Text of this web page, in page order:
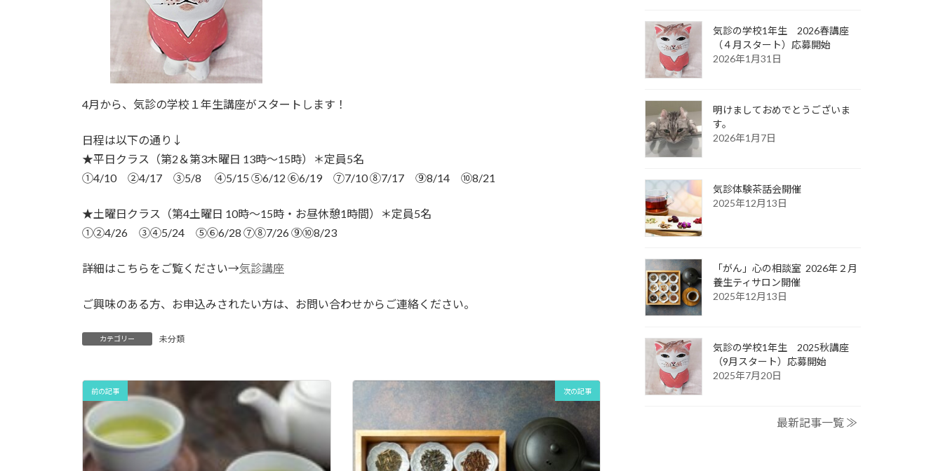
4月から、気診の学校１年生講座がスタートします！
日程は以下の通り↓
★平日クラス（第2＆第3木曜日 13時～15時）＊定員5名
①4/10 ②4/17 ③5/8 ④5/15 ⑤6/12 ⑥6/19 ⑦7/10 ⑧7/17 ⑨8/14 ⑩8/21
★土曜日クラス（第4土曜日 10時～15時・お昼休憩1時間）＊定員5名
①②4/26 ③④5/24 ⑤⑥6/28 ⑦⑧7/26 ⑨⑩8/23
詳細はこちらをご覧ください→気診講座
ご興味のある方、お申込みされたい方は、お問い合わせからご連絡ください。
カテゴリー 未分類
前の記事 次の記事
気診の学校1年生 2026春講座
（４月スタート）応募開始
2026年1月31日
明けましておめでとうございま
す。
2026年1月7日
気診体験茶話会開催
2025年12月13日
「がん」心の相談室 2026年２月
養生ティサロン開催
2025年12月13日
気診の学校1年生 2025秋講座
（9月スタート）応募開始
2025年7月20日
最新記事一覧 ≫